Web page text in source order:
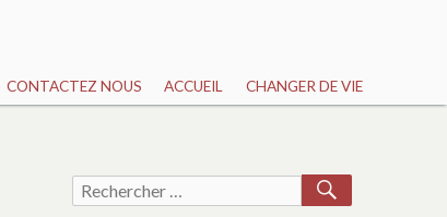
CONTACTEZ NOUS ACCUEIL CHANGER DE VIE
Recherche